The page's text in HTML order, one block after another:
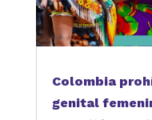
Colombia
genital